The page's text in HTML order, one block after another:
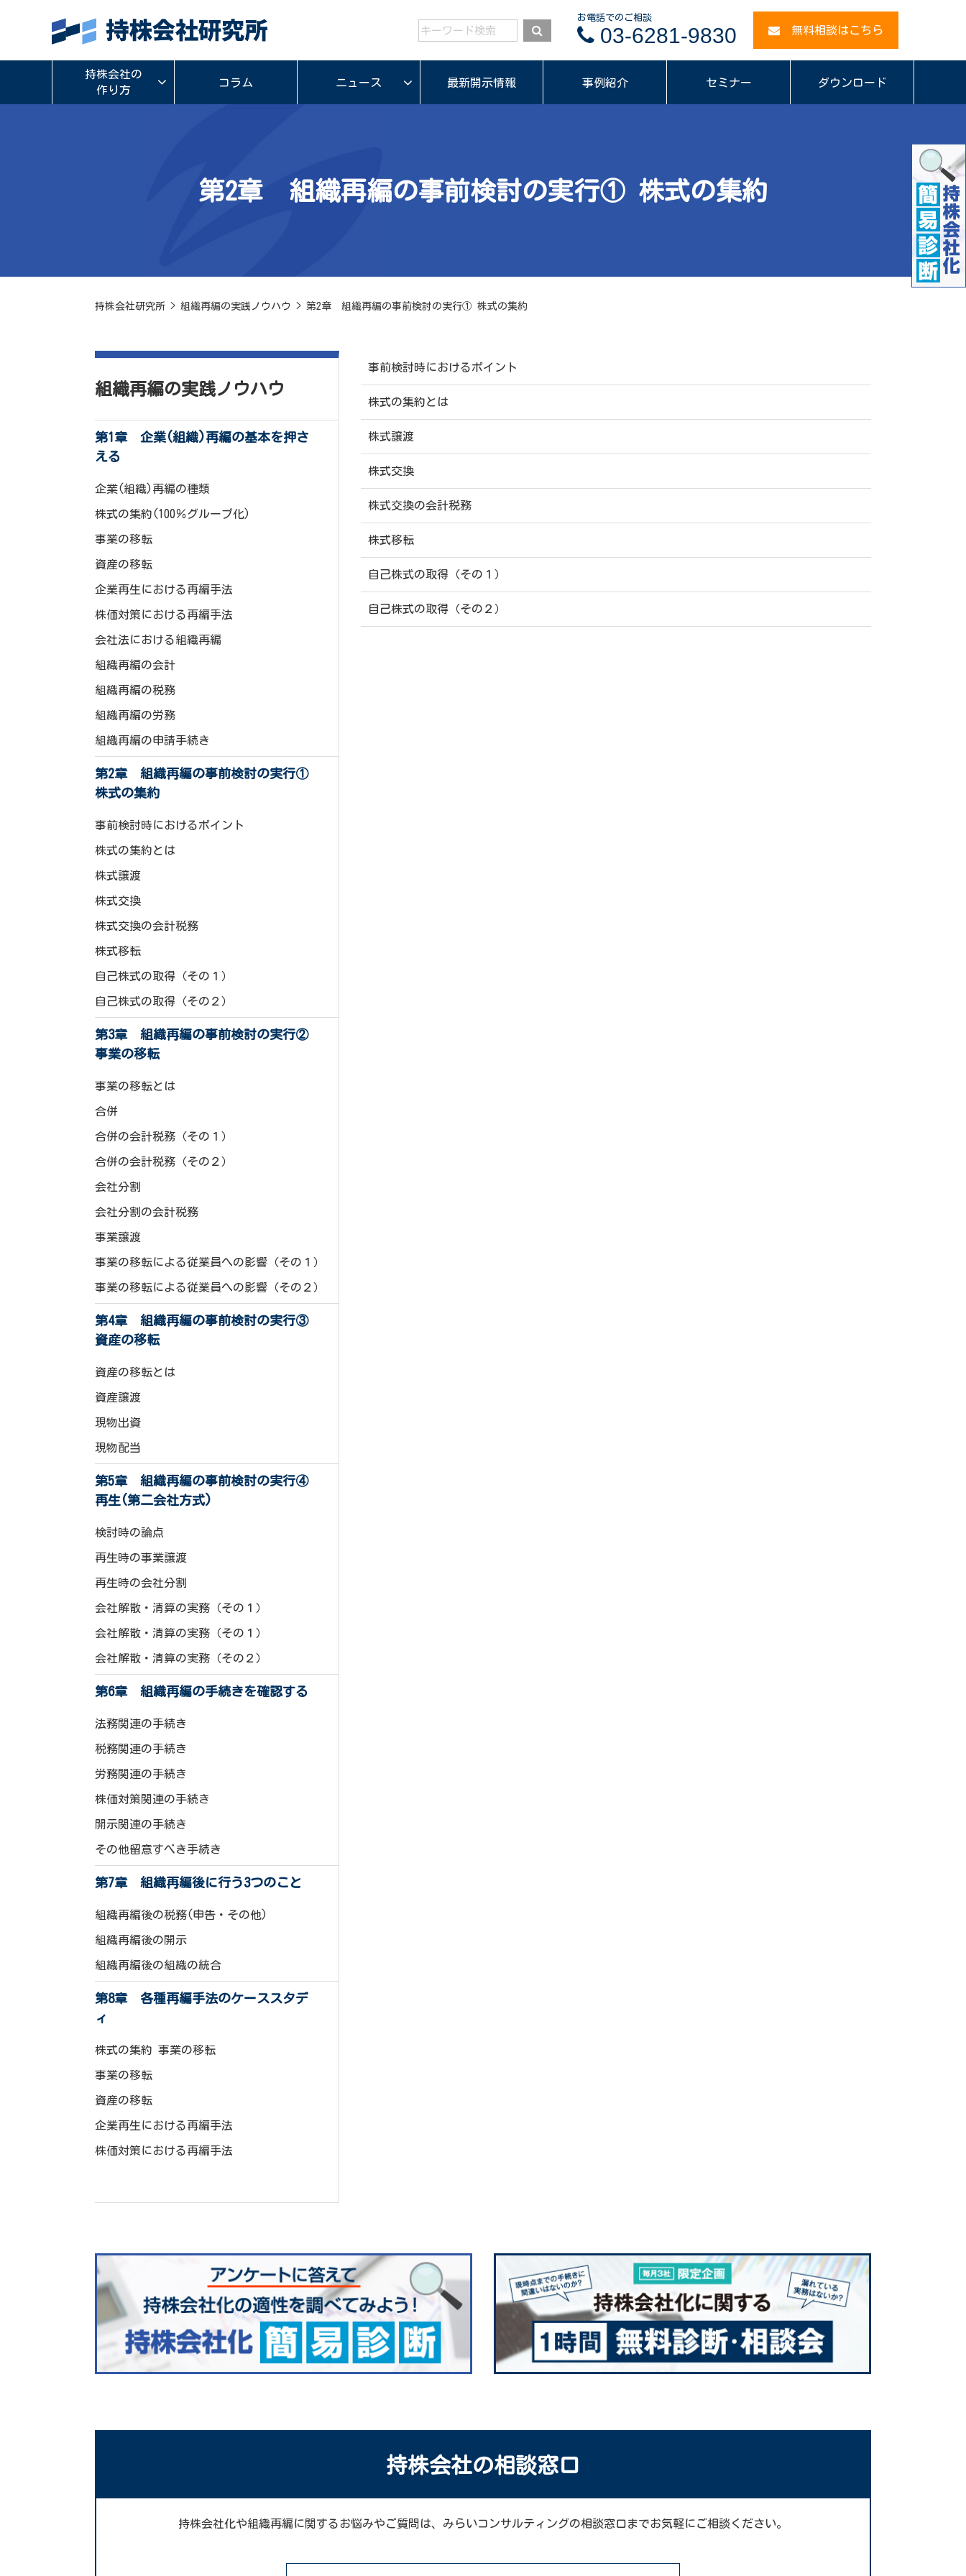
お電話でのご相談
03-6281-9830 無料相談はこちら
持株会社の
作り方
コラム ニュース 最新開示情報 事例紹介 セミナー ダウンロード
第2章 組織再編の事前検討の実行① 株式の集約
持株会社研究所 > 組織再編の実践ノウハウ > 第2章 組織再編の事前検討の実行① 株式の集約
事前検討時におけるポイント
株式の集約とは
株式譲渡
株式交換
株式交換の会計税務
株式移転
自己株式の取得（その１）
自己株式の取得（その２）
組織再編の実践ノウハウ
第1章 企業(組織)再編の基本を押さ
える
企業(組織)再編の種類
株式の集約(100％グループ化)
事業の移転
資産の移転
企業再生における再編手法
株価対策における再編手法
会社法における組織再編
組織再編の会計
組織再編の税務
組織再編の労務
組織再編の申請手続き
第2章 組織再編の事前検討の実行①
株式の集約
事前検討時におけるポイント
株式の集約とは
株式譲渡
株式交換
株式交換の会計税務
株式移転
自己株式の取得（その１）
自己株式の取得（その２）
第3章 組織再編の事前検討の実行②
事業の移転
事業の移転とは
合併
合併の会計税務（その１）
合併の会計税務（その２）
会社分割
会社分割の会計税務
事業譲渡
事業の移転による従業員への影響（その１）
事業の移転による従業員への影響（その２）
第4章 組織再編の事前検討の実行③
資産の移転
資産の移転とは
資産譲渡
現物出資
現物配当
第5章 組織再編の事前検討の実行④
再生(第二会社方式)
検討時の論点
再生時の事業譲渡
再生時の会社分割
会社解散・清算の実務（その１）
会社解散・清算の実務（その１）
会社解散・清算の実務（その２）
第6章 組織再編の手続きを確認する
法務関連の手続き
税務関連の手続き
労務関連の手続き
株価対策関連の手続き
開示関連の手続き
その他留意すべき手続き
第7章 組織再編後に行う3つのこと
組織再編後の税務(申告・その他)
組織再編後の開示
組織再編後の組織の統合
第8章 各種再編手法のケーススタデ
ィ
株式の集約 事業の移転
事業の移転
資産の移転
企業再生における再編手法
株価対策における再編手法
持株会社の相談窓口
持株会社化や組織再編に関するお悩みやご質問は、みらいコンサルティングの相談窓口までお気軽にご相談ください。